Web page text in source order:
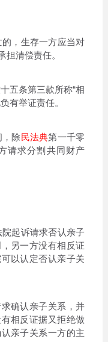
，生存一方应当对
担清偿责任。
五条第三款所称“相
有举证责任。
除民法典第一千零
请求分割共同财产
起诉请求否认亲子
另一方没有相反证
以认定否认亲子关
确认亲子关系，并
相反证据又拒绝做
亲子关系一方的主